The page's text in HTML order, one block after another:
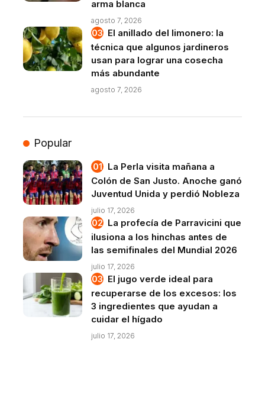
arma blanca
agosto 7, 2026
El anillado del limonero: la
técnica que algunos jardineros
usan para lograr una cosecha
más abundante
agosto 7, 2026
Popular
La Perla visita mañana a
Colón de San Justo. Anoche ganó
Juventud Unida y perdió Nobleza
julio 17, 2026
La profecía de Parravicini que
ilusiona a los hinchas antes de
las semifinales del Mundial 2026
julio 17, 2026
El jugo verde ideal para
recuperarse de los excesos: los
3 ingredientes que ayudan a
cuidar el hígado
julio 17, 2026